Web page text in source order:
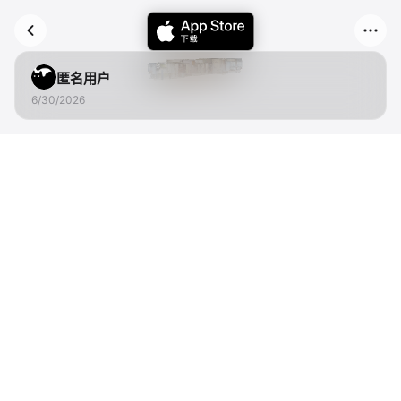
匿名用户
6/30/2026